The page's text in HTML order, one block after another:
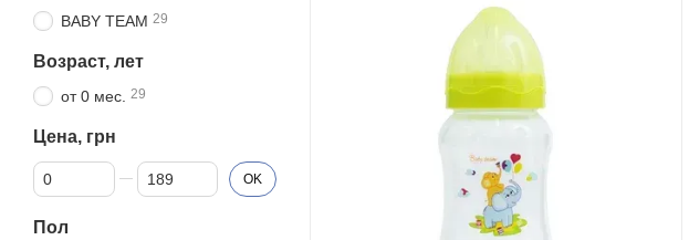
BABY TEAM 29
Возраст, лет
от 0 мес. 29
Цена, грн
От Цена, грн
До Цена, грн OK
Пол